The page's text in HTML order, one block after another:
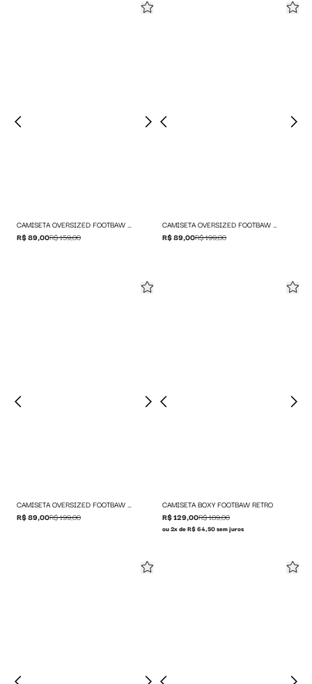
CAMISETA OVERSIZED FOOTBAW UNITED
R$ 89,00R$ 159,00
CAMISETA OVERSIZED FOOTBAW TRICK
R$ 89,00R$ 199,00
CAMISETA OVERSIZED FOOTBAW NATIONS
R$ 89,00R$ 199,00
CAMISETA BOXY FOOTBAW RETRO
R$ 129,00R$ 189,00
ou 2x de R$ 64,50 sem juros